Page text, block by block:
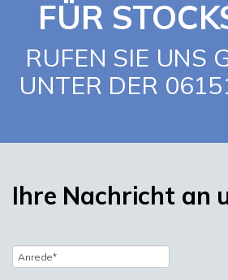
FÜR
RUFEN SIE UNS
UNTER DER
Ihre Nachricht an